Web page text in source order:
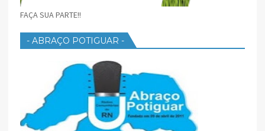
FAÇA SUA PARTE!!
- ABRAÇO POTIGUAR -